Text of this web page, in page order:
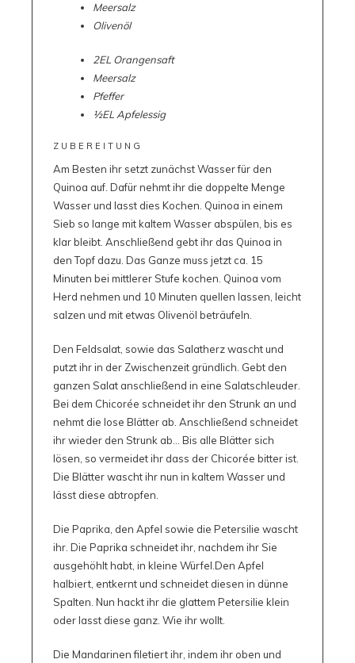
Meersalz
Olivenöl
2EL Orangensaft
Meersalz
Pfeffer
½EL Apfelessig
ZUBEREITUNG
Am Besten ihr setzt zunächst Wasser für den
Quinoa auf. Dafür nehmt ihr die doppelte Menge
Wasser und lasst dies Kochen. Quinoa in einem
Sieb so lange mit kaltem Wasser abspülen, bis es
klar bleibt. Anschließend gebt ihr das Quinoa in
den Topf dazu. Das Ganze muss jetzt ca. 15
Minuten bei mittlerer Stufe kochen. Quinoa vom
Herd nehmen und 10 Minuten quellen lassen, leicht
salzen und mit etwas Olivenöl beträufeln.
Den Feldsalat, sowie das Salatherz wascht und
putzt ihr in der Zwischenzeit gründlich. Gebt den
ganzen Salat anschließend in eine Salatschleuder.
Bei dem Chicorée schneidet ihr den Strunk an und
nehmt die lose Blätter ab. Anschließend schneidet
ihr wieder den Strunk ab… Bis alle Blätter sich
lösen, so vermeidet ihr dass der Chicorée bitter ist.
Die Blätter wascht ihr nun in kaltem Wasser und
lässt diese abtropfen.
Die Paprika, den Apfel sowie die Petersilie wascht
ihr. Die Paprika schneidet ihr, nachdem ihr Sie
ausgehöhlt habt, in kleine Würfel.Den Apfel
halbiert, entkernt und schneidet diesen in dünne
Spalten. Nun hackt ihr die glattem Petersilie klein
oder lasst diese ganz. Wie ihr wollt.
Die Mandarinen filetiert ihr, indem ihr oben und